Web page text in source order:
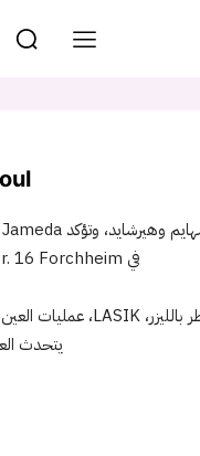
في St.-Martin-Str. 16 Forchheim وPickelsgasse 1 Hirschaid.
يتحدث